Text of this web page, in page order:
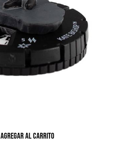
AGREGAR AL CARRITO